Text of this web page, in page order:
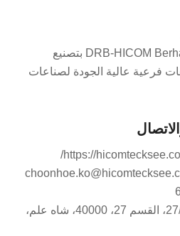
تقوم شركة DRB-HICOM Berhad بتصنيع
فرعية عالية الجودة لصناعات
https://
جالان سيمنتا 27/91، القسم 27، 40000، شاه علم،